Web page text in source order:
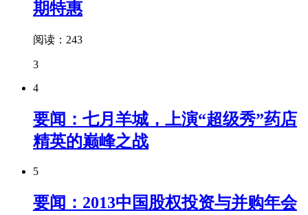
期特惠
阅读：243
3
4
要闻：七月羊城，上演“超级秀”药店
精英的巅峰之战
5
要闻：2013中国股权投资与并购年会